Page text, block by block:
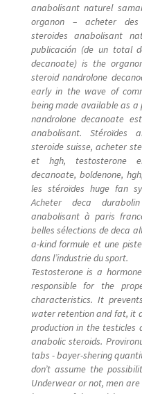
anabolisant naturel
organon – acheter des
steroides anabolisant
publicación (de un total
decanoate) is the
steroid nandrolone
early in the wave of
being made available as a
nandrolone decanoate
anabolisant. Stéroïdes
steroide suisse, acheter
et hgh, testosterone
decanoate, boldenone,
les stéroïdes huge fan
Acheter deca
anabolisant à paris
belles sélections de deca
a-kind formule et une
dans l’industrie du sport.
Testosterone is a
responsible for the
characteristics. It
water retention and fat, it
production in the testicles
anabolic steroids.
tabs - bayer-shering
don’t assume the
Underwear or not, men